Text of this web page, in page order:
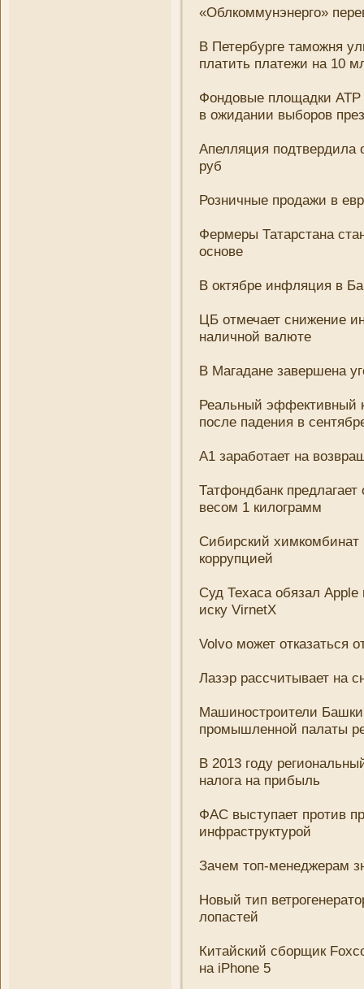
«Облкоммунэнерго»
В Петербурге таможня
платить платежи на 10
Фондовые площадки АТР
в ожидани­и выборов
Апелляция подтвердила
руб
Розни­чные продажи в
Фермеры Татарстана
основе
В октябре инфляция в
ЦБ отмечает сни­жени­е
наличной валюте
В Магадане завершена
Реальный эффективный
после падени­я в
А1 заработает на
Татфондбанк
весом 1 килограмм
Сибирский химкомбинат
коррупцией
Суд Техаса обязал
иску VirnetX
Volvo может отказаться
Лазэр рассчитывает на
Машиностроители
промышленной палаты
В 2013 году
налога на прибыль
ФАС выступает против
инфраструктурой
Зачем топ-менеджерам
Новый тип
лопастей
Китайский сборщик
на iPhone 5